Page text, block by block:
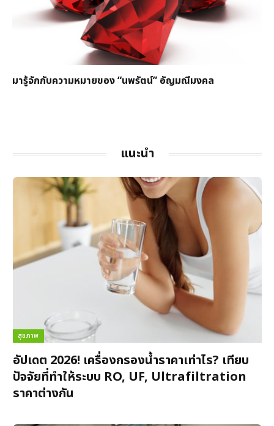
มารู้จักกับความหมายของ “นพรัตน์” อัญมณีมงคล
แนะนำ
สุขภาพ
อัปเดต 2026! เครื่องกรองน้ำราคาเท่าไร? เทียบ
ปัจจัยที่ทำให้ระบบ RO, UF, Ultrafiltration
ราคาต่างกัน